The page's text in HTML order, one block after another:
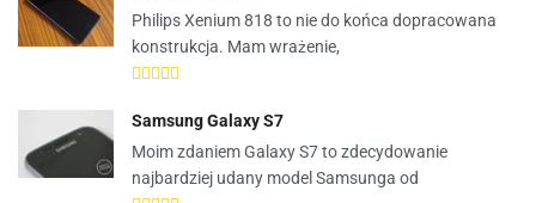
Philips Xenium 818 to nie do końca dopracowana
konstrukcja. Mam wrażenie,
Samsung Galaxy S7
Moim zdaniem Galaxy S7 to zdecydowanie
najbardziej udany model Samsunga od